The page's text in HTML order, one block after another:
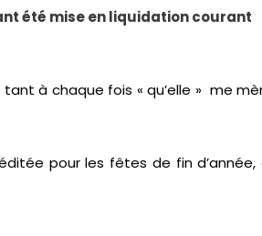
été mise en liquidation courant
à chaque fois « qu’elle » me
pour les fêtes de fin d’année,